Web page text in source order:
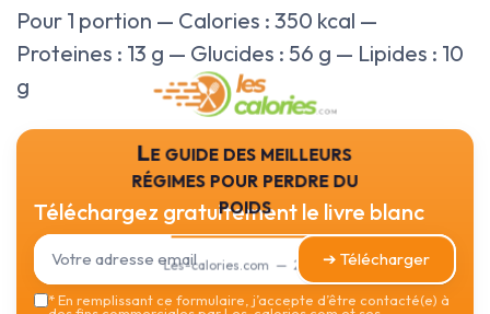
Pour 1 portion — Calories : 350 kcal —
Proteines : 13 g — Glucides : 56 g — Lipides : 10
g
Le guide des meilleurs
régimes pour perdre du
poids
Les-calories.com — 2026
Téléchargez gratuitement le livre blanc
➔ Télécharger
*En remplissant ce formulaire, j’accepte d’être contacté(e) à